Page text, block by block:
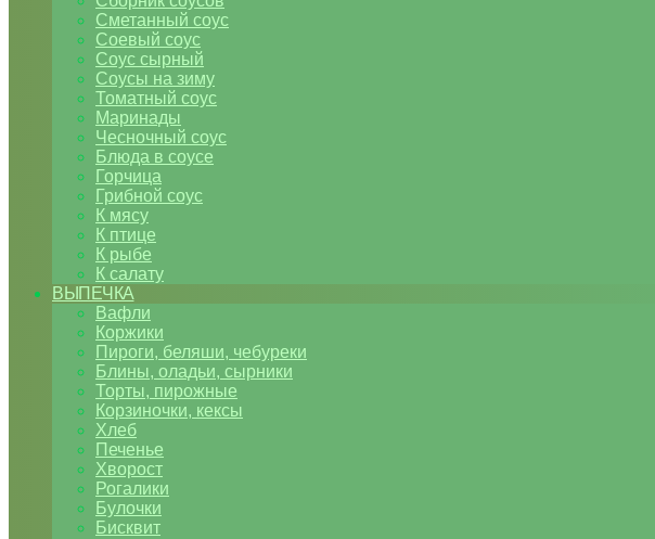
Сметанный соус
Соевый соус
Соус сырный
Соусы на зиму
Томатный соус
Маринады
Чесночный соус
Блюда в соусе
Горчица
Грибной соус
К мясу
К птице
К рыбе
К салату
ВЫПЕЧКА
Вафли
Коржики
Пироги, беляши, чебуреки
Блины, оладьи, сырники
Торты, пирожные
Корзиночки, кексы
Хлеб
Печенье
Хворост
Рогалики
Булочки
Бисквит